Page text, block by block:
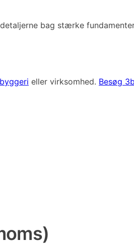
bag stærke
eller virksomhed. Besøg